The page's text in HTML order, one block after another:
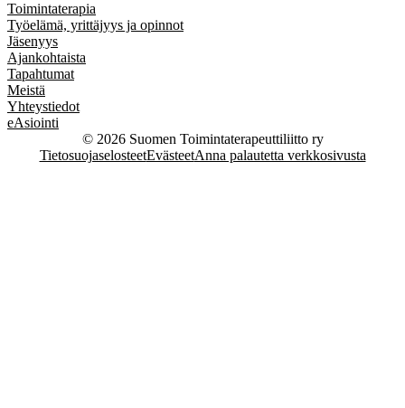
Toimintaterapia
Työelämä, yrittäjyys ja opinnot
Jäsenyys
Ajankohtaista
Tapahtumat
Meistä
Yhteystiedot
eAsiointi
© 2026 Suomen Toimintaterapeuttiliitto ry
TietosuojaselosteetEvästeetAnna palautetta verkkosivusta